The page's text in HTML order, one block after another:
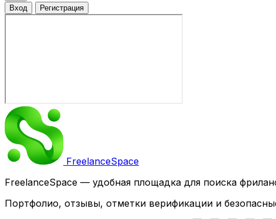
Вход Регистрация
FreelanceSpace
FreelanceSpace — удобная площадка для поиска
Портфолио, отзывы, отметки верификации и